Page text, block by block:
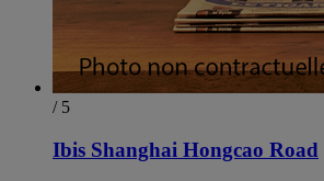
/ 5
Ibis Shanghai Hongcao Road